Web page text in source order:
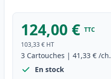
124,00 € TTC
103,33 € HT
3 Cartouches | 41,33 € /ch.
En stock